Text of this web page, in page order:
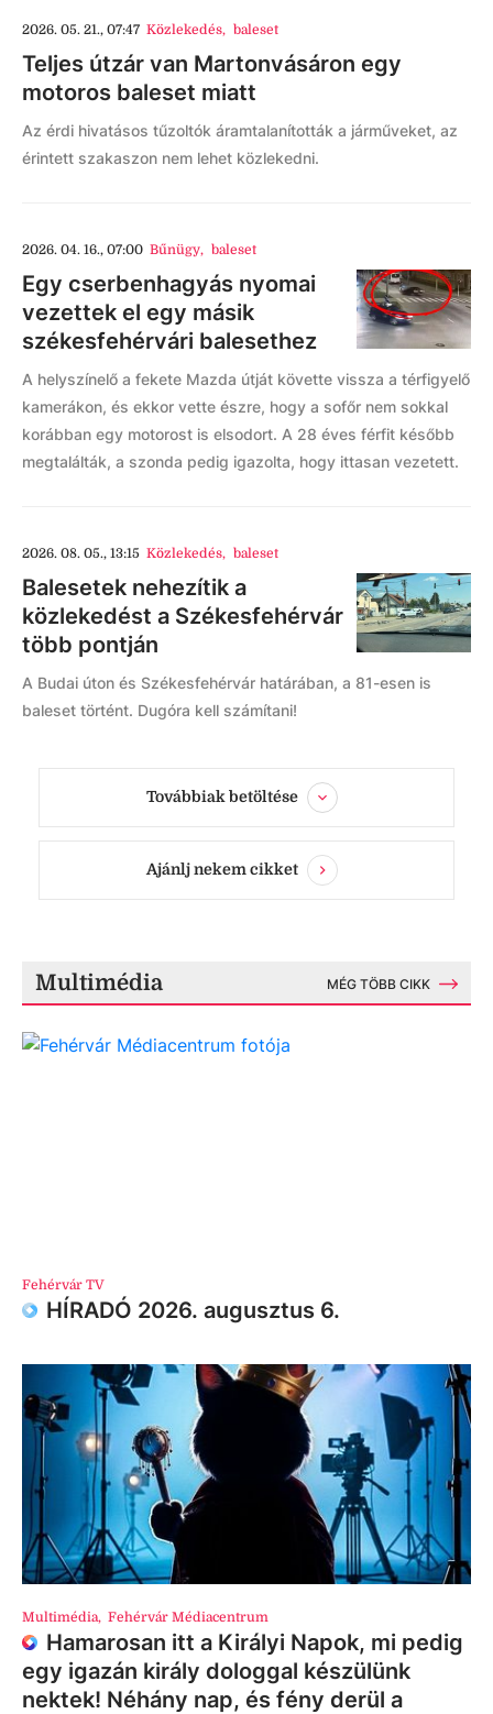
2026. 05. 21., 07:47 Közlekedés, baleset
Teljes útzár van Martonvásáron egy
motoros baleset miatt
Az érdi hivatásos tűzoltók áramtalanították a járműveket, az
érintett szakaszon nem lehet közlekedni.
2026. 04. 16., 07:00 Bűnügy, baleset
Egy cserbenhagyás nyomai
vezettek el egy másik
székesfehérvári balesethez
A helyszínelő a fekete Mazda útját követte vissza a térfigyelő
kamerákon, és ekkor vette észre, hogy a sofőr nem sokkal
korábban egy motorost is elsodort. A 28 éves férfit később
megtalálták, a szonda pedig igazolta, hogy ittasan vezetett.
2026. 08. 05., 13:15 Közlekedés, baleset
Balesetek nehezítik a
közlekedést a Székesfehérvár
több pontján
A Budai úton és Székesfehérvár határában, a 81-esen is
baleset történt. Dugóra kell számítani!
Továbbiak betöltése
Ajánlj nekem cikket
Multimédia MÉG TÖBB CIKK
Fehérvár TV
HÍRADÓ 2026. augusztus 6.
Multimédia, Fehérvár Médiacentrum
Hamarosan itt a Királyi Napok, mi pedig
egy igazán király dologgal készülünk
nektek! Néhány nap, és fény derül a